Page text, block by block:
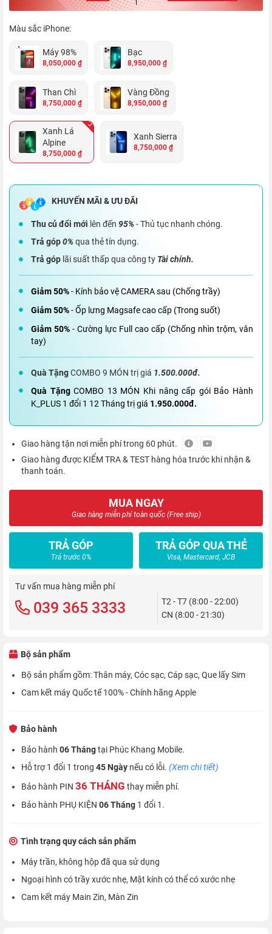
Màu sắc iPhone:
Máy 98%
8,050,000 ₫
Bạc
8,950,000 ₫
Than Chì
8,750,000 ₫
Vàng Đồng
8,950,000 ₫
Xanh Lá
Alpine
8,750,000 ₫
Xanh Sierra
8,750,000 ₫
Thu củ đổi mới lên đến 95%- Thủ tục nhanh chóng.
Trả góp0%qua thẻ tín dụng.
Trả góp lãi suất thấp qua công ty Tài chính.
Giảm 50%- Kính bảo vệ CAMERA sau (Chống trầy)
Giảm 50%- Ốp lưng Magsafe cao cấp (Trong suốt)
Giảm 50% - Cường lực Full cao cấp (Chống nhìn trộm, vân
tay)
Quà TặngCOMBO 9 MÓN trị giá 1.500.000đ.
Quà TặngCOMBO 13 MÓN Khi nâng cấp gói Bảo Hành
K_PLUS 1 đổi 1 12 Tháng trị giá 1.950.000đ.
Giao hàng tận nơi miễn phí trong 60 phút.
Giao hàng được KIỂM TRA & TEST hàng hóa trước khi nhận &
thanh toán.
MUA NGAY
Giao hàng miễn phí toàn quốc (Free ship)
TRẢ GÓP
Trả trước 0%
TRẢ GÓP QUA THẺ
Visa, Mastercard, JCB
Tư vấn mua hàng miễn phí
039 365 3333
T2 - T7 (8:00 - 22:00)
CN (8:00 - 21:30)
Bộ sản phẩm
Bộ sản phẩm gồm: Thân máy, Cóc sạc, Cáp sạc, Que lấy Sim
Cam kết máy Quốc tế 100% - Chính hãng Apple
Bảo hành
Bảo hành 06 Thángtại Phúc Khang Mobile.
Hỗ trợ 1 đổi 1 trong 45 Ngày nếu có lỗi. (Xem chi tiết)
Bảo hành PIN 36 THÁNG thay miễn phí.
Bảo hành PHỤ KIỆN 06 Tháng 1 đổi 1.
Tình trạng quy cách sản phẩm
Máy trần, không hộp đã qua sử dụng
Ngoại hình có trầy xước nhẹ, Mặt kính có thể có xước nhẹ
Cam kết máy Main Zin, Màn Zin